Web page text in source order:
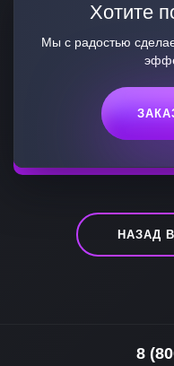
Хотите
Мы с радостью
НАЗАД
8